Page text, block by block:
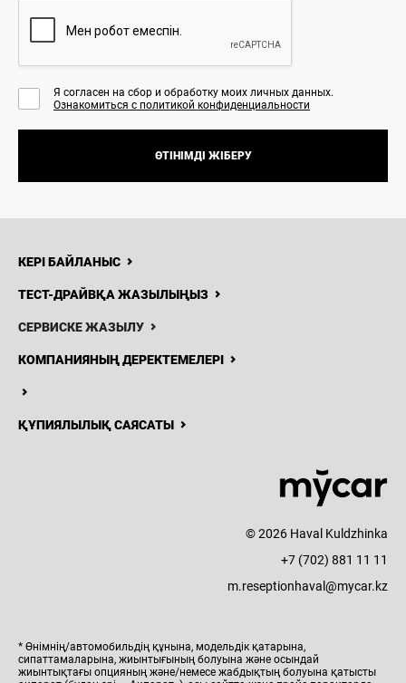
Я согласен на сбор и обработку моих личных данных.
Ознакомиться с политикой конфиденциальности
ӨТІНІМДІ ЖІБЕРУ
КЕРІ БАЙЛАНЫС
ТЕСТ-ДРАЙВҚА ЖАЗЫЛЫҢЫЗ
СЕРВИСКЕ ЖАЗЫЛУ
КОМПАНИЯНЫҢ ДЕРЕКТЕМЕЛЕРІ
ҚҰПИЯЛЫЛЫҚ САЯСАТЫ
© 2026 Haval Kuldzhinka
+7 (702) 881 11 11
m.reseptionhaval@mycar.kz
* Өнімнің/автомобильдің құнына, модельдік қатарына,
сипаттамаларына, жиынтығының болуына және осындай
жиынтықтағы опцияның және/немесе жабдықтың болуына қатысты